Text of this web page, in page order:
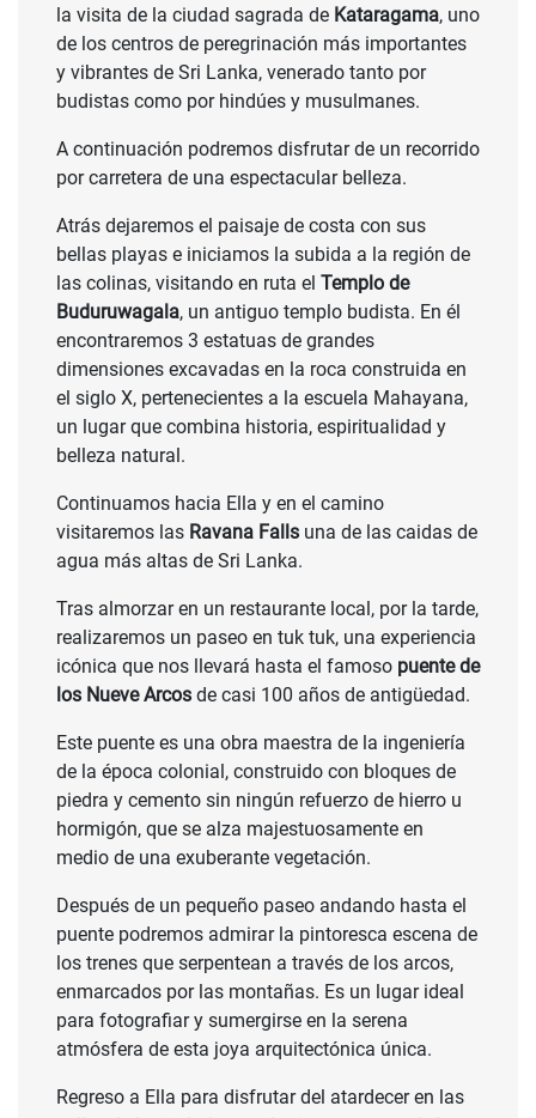
la visita de la ciudad sagrada de Kataragama, uno
de los centros de peregrinación más importantes
y vibrantes de Sri Lanka, venerado tanto por
budistas como por hindúes y musulmanes.
A continuación podremos disfrutar de un recorrido
por carretera de una espectacular belleza.
Atrás dejaremos el paisaje de costa con sus
bellas playas e iniciamos la subida a la región de
las colinas, visitando en ruta el Templo de
Buduruwagala, un antiguo templo budista. En él
encontraremos 3 estatuas de grandes
dimensiones excavadas en la roca construida en
el siglo X, pertenecientes a la escuela Mahayana,
un lugar que combina historia, espiritualidad y
belleza natural.
Continuamos hacia Ella y en el camino
visitaremos las Ravana Falls una de las caidas de
agua más altas de Sri Lanka.
Tras almorzar en un restaurante local, por la tarde,
realizaremos un paseo en tuk tuk, una experiencia
icónica que nos llevará hasta el famoso puente de
los Nueve Arcos de casi 100 años de antigüedad.
Este puente es una obra maestra de la ingeniería
de la época colonial, construido con bloques de
piedra y cemento sin ningún refuerzo de hierro u
hormigón, que se alza majestuosamente en
medio de una exuberante vegetación.
Después de un pequeño paseo andando hasta el
puente podremos admirar la pintoresca escena de
los trenes que serpentean a través de los arcos,
enmarcados por las montañas. Es un lugar ideal
para fotografiar y sumergirse en la serena
atmósfera de esta joya arquitectónica única.
Regreso a Ella para disfrutar del atardecer en las